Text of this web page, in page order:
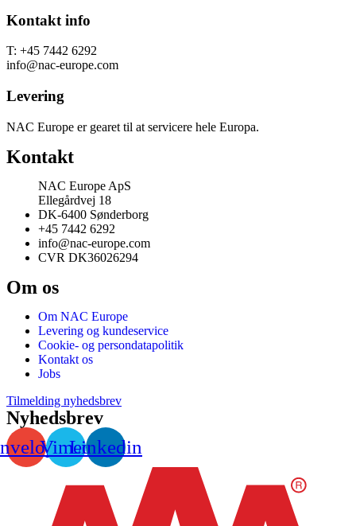
Kontakt info
T: +45 7442 6292
info@nac-europe.com
Levering
NAC Europe er gearet til at servicere hele Europa.
Kontakt
NAC Europe ApS
Ellegårdvej 18
DK-6400 Sønderborg
+45 7442 6292
info@nac-europe.com
CVR DK36026294
Om os
Om NAC Europe
Levering og kundeservice
Cookie- og persondatapolitik
Kontakt os
Jobs
Tilmelding nyhedsbrev
Nyhedsbrev
VimeoLinkedin